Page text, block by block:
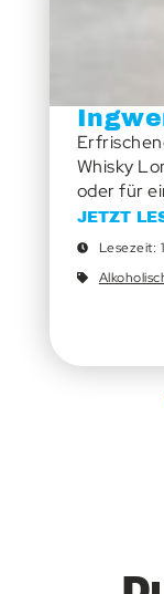
Whisky
oder für
JETZT
Lesezeit: